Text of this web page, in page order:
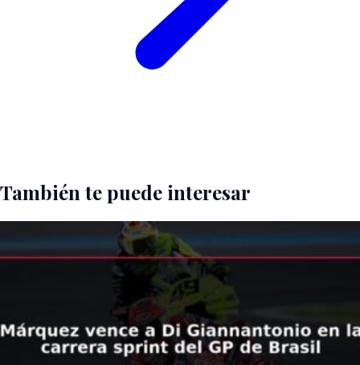
También te puede interesar